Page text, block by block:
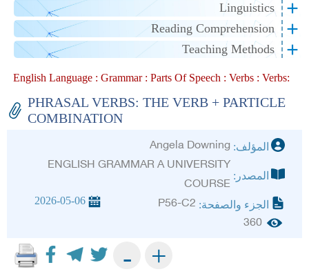
Linguistics
Reading Comprehension
Teaching Methods
English Language : Grammar : Parts Of Speech : Verbs : Verbs :
PHRASAL VERBS: THE VERB + PARTICLE
COMBINATION
المؤلف: Angela Downing
المصدر:
ENGLISH GRAMMAR A UNIVERSITY
COURSE
الجزء والصفحة: P56-C2
2026-05-06
360
+
-